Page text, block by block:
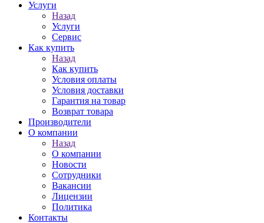
Услуги
Назад
Услуги
Сервис
Как купить
Назад
Как купить
Условия оплаты
Условия доставки
Гарантия на товар
Возврат товара
Производители
О компании
Назад
О компании
Новости
Сотрудники
Вакансии
Лицензии
Политика
Контакты